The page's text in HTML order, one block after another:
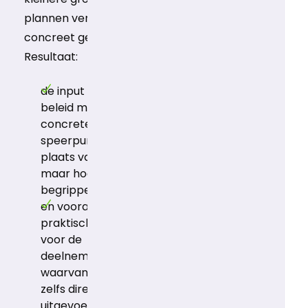
en
plannen verder
concreet gemaakt.
Resultaat:
de input voor het
beleid met
concrete
speerpunten, in
plaats van alleen
maar hoog-over
begrippen
en vooral:
praktische ideeën
voor de
deelnemers zelf,
waarvan enkelen
zelfs direct